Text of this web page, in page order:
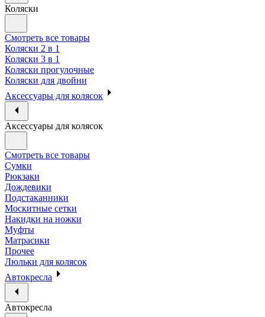
Коляски
Смотреть все товары
Коляски 2 в 1
Коляски 3 в 1
Коляски прогулочные
Коляски для двойни
Аксессуары для колясок
Аксессуары для колясок
Смотреть все товары
Сумки
Рюкзаки
Дождевики
Подстаканники
Москитные сетки
Накидки на ножки
Муфты
Матрасики
Прочее
Люльки для колясок
Автокресла
Автокресла